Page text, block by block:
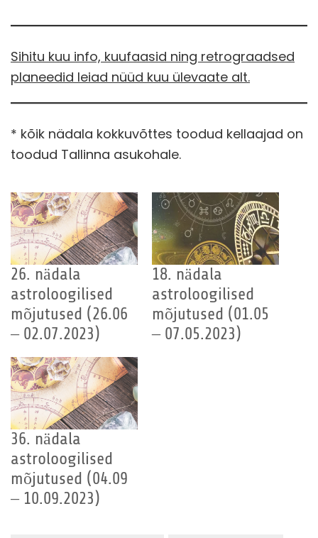
Sihitu kuu info, kuufaasid ning retrograadsed
planeedid leiad nüüd kuu ülevaate alt.
* kõik nädala kokkuvõttes toodud kellaajad on
toodud Tallinna asukohale.
26. nädala
astroloogilised
mõjutused (26.06
– 02.07.2023)
18. nädala
astroloogilised
mõjutused (01.05
– 07.05.2023)
36. nädala
astroloogilised
mõjutused (04.09
– 10.09.2023)